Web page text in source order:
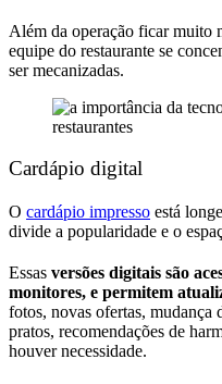
Além da operação ficar muito
equipe do restaurante se
ser mecanizadas.
Cardápio digital
O cardápio impresso está
divide a popularidade e o
Essas versões digitais são
monitores, e permitem
fotos, novas ofertas, mudança
pratos, recomendações de
houver necessidade.